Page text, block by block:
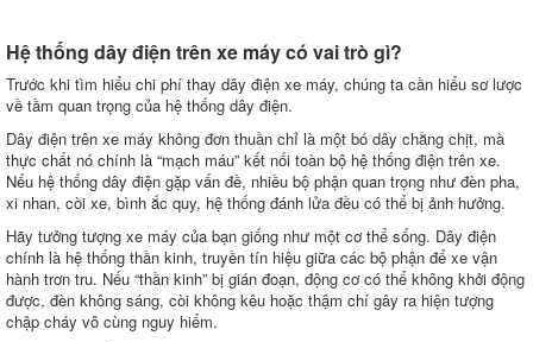
Hệ thống dây điện trên xe máy có vai trò gì?
Trước khi tìm hiểu chi phí thay dây điện xe máy, chúng ta cần hiểu sơ lược
về tầm quan trọng của hệ thống dây điện.
Dây điện trên xe máy không đơn thuần chỉ là một bó dây chằng chịt, mà
thực chất nó chính là “mạch máu” kết nối toàn bộ hệ thống điện trên xe.
Nếu hệ thống dây điện gặp vấn đề, nhiều bộ phận quan trọng như đèn pha,
xi nhan, còi xe, bình ắc quy, hệ thống đánh lửa đều có thể bị ảnh hưởng.
Hãy tưởng tượng xe máy của bạn giống như một cơ thể sống. Dây điện
chính là hệ thống thần kinh, truyền tín hiệu giữa các bộ phận để xe vận
hành trơn tru. Nếu “thần kinh” bị gián đoạn, động cơ có thể không khởi động
được, đèn không sáng, còi không kêu hoặc thậm chí gây ra hiện tượng
chập cháy vô cùng nguy hiểm.